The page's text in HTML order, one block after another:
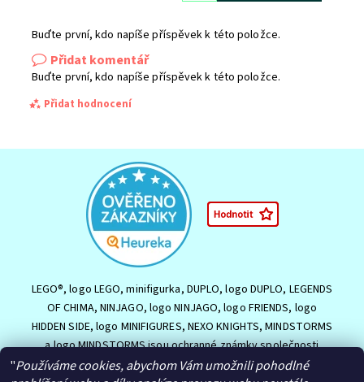
Buďte první, kdo napíše příspěvek k této položce.
Přidat komentář
Buďte první, kdo napíše příspěvek k této položce.
Přidat hodnocení
LEGO®, logo LEGO, minifigurka, DUPLO, logo DUPLO, LEGENDS
OF CHIMA, NINJAGO, logo NINJAGO, logo FRIENDS, logo
HIDDEN SIDE, logo MINIFIGURES, NEXO KNIGHTS, MINDSTORMS
a logo MINDSTORMS jsou ochranné známky společnosti
LEGO Group nebo jsou chráněny autorským právem LEGO
"Používáme cookies, abychom Vám umožnili pohodlné